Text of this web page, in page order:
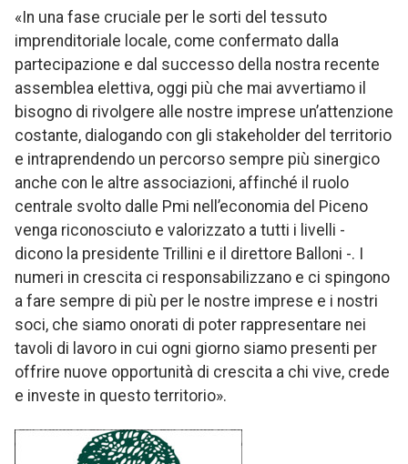
«In una fase cruciale per le sorti del tessuto
imprenditoriale locale, come confermato dalla
partecipazione e dal successo della nostra recente
assemblea elettiva, oggi più che mai avvertiamo il
bisogno di rivolgere alle nostre imprese un’attenzione
costante, dialogando con gli stakeholder del territorio
e intraprendendo un percorso sempre più sinergico
anche con le altre associazioni, affinché il ruolo
centrale svolto dalle Pmi nell’economia del Piceno
venga riconosciuto e valorizzato a tutti i livelli -
dicono la presidente Trillini e il direttore Balloni -. I
numeri in crescita ci responsabilizzano e ci spingono
a fare sempre di più per le nostre imprese e i nostri
soci, che siamo onorati di poter rappresentare nei
tavoli di lavoro in cui ogni giorno siamo presenti per
offrire nuove opportunità di crescita a chi vive, crede
e investe in questo territorio».